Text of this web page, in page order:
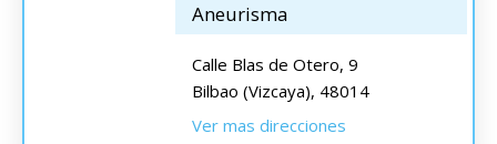
Aneurisma
Calle Blas de Otero, 9
Bilbao (Vizcaya), 48014
Ver mas direcciones